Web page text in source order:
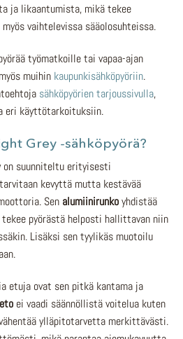
ja likaantumista, mikä tekee
vaihtelevissa sääolosuhteissa.
työmatkoille tai vapaa-ajan
muihin kaupunkisähköpyöriin.
sähköpyörien tarjoussivulla,
eri käyttötarkoituksiin.
Grey -sähköpyörä?
on suunniteltu erityisesti
kevyttä mutta kestävää
Sen alumiinirunkoyhdistää
tekee pyörästä helposti hallittavan niin
Lisäksi sen tyylikäs muotoilu
etuja ovat sen pitkä kantama ja
ei vaadi säännöllistä voitelua kuten
ylläpitotarvetta merkittävästi.